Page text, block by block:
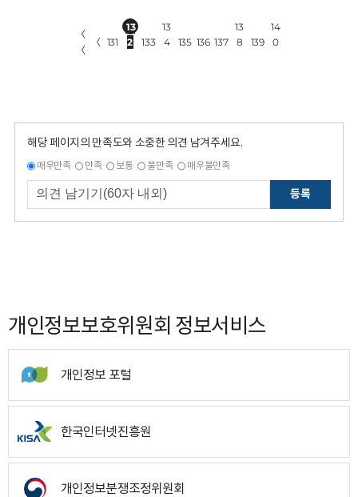
〈
〈
〈 131
13
2
133
13
4
135 136 137
13
8
139
14
0
해당 페이지의 만족도와 소중한 의견 남겨주세요.
매우만족 만족 보통 불만족 매우불만족
등록
개인정보보호위원회 정보서비스
개인정보 포털
한국인터넷진흥원
개인정보분쟁조정위원회